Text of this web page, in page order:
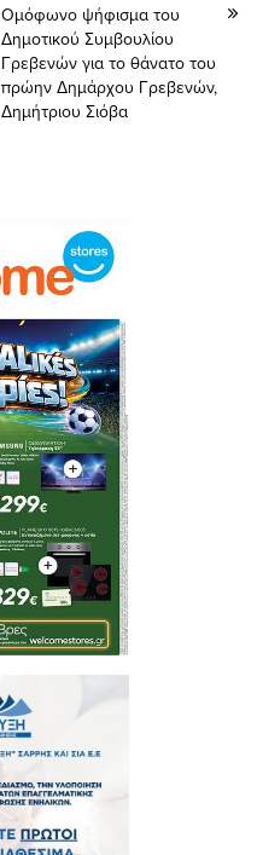
Ομόφωνο ψήφισμα του
Δημοτικού Συμβουλίου
Γρεβενών για το θάνατο του
πρώην Δημάρχου Γρεβενών,
Δημήτριου Σιόβα